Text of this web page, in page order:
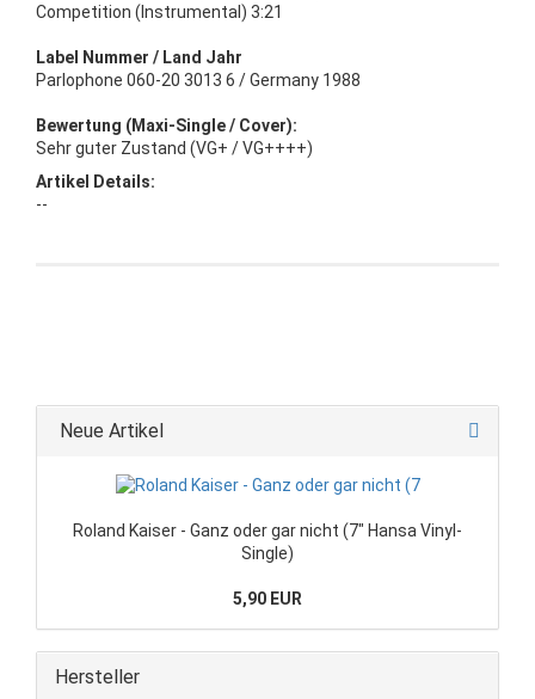
Competition (Instrumental) 3:21
Label Nummer / Land Jahr
Parlophone 060-20 3013 6 / Germany 1988
Bewertung (Maxi-Single / Cover):
Sehr guter Zustand (VG+ / VG++++)
Artikel Details:
--
Neue Artikel
Roland Kaiser - Ganz oder gar nicht (7" Hansa Vinyl-
Single)
5,90 EUR
Hersteller